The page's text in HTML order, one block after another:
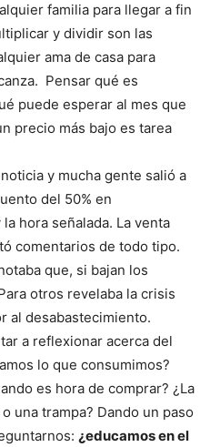
familia para llegar a fin
y dividir son las
ama de casa para
Pensar qué es
puede esperar al mes que
precio más bajo es tarea
y mucha gente salió a
del 50% en
hora señalada. La venta
comentarios de todo tipo.
que, si bajan los
otros revelaba la crisis
al desabastecimiento.
a reflexionar acerca del
lo que consumimos?
es hora de comprar? ¿La
una trampa? Dando un paso
¿educamos en el